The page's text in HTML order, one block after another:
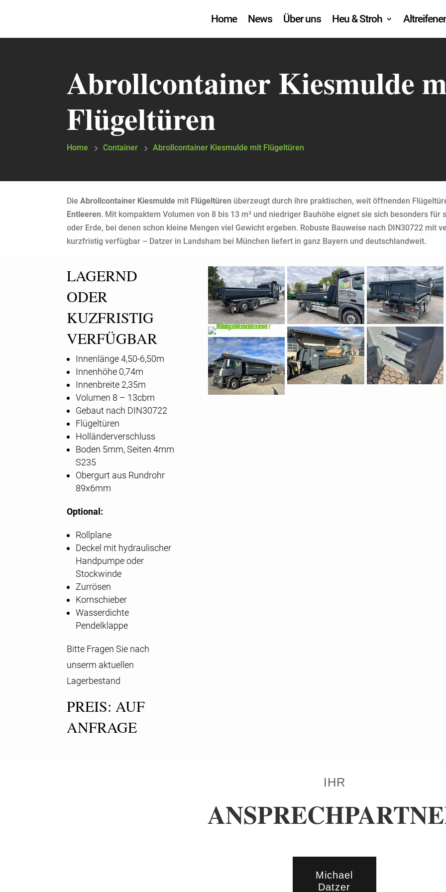
Home News Über uns Heu & Stroh
Abrollcontainer Kiesmulde
Flügeltüren
Home Container Abrollcontainer Kiesmulde mit Flügeltüren
DieAbrollcontainer Kiesmulde mit Flügeltüren überzeugt durch ihre praktischen, weit öffnenden
Entleeren. Mit kompaktem Volumen von 8 bis 13 m³ und niedriger Bauhöhe eignet sie sich besonders
oder Erde, bei denen schon kleine Mengen viel Gewicht ergeben. Robuste Bauweise nach DIN30722 mit
kurzfristig verfügbar – Datzer in Landsham bei München liefert in ganz Bayern und deutschlandweit.
LAGERND
ODER
KUZFRISTIG
VERFÜGBAR
Innenlänge 4,50-6,50m
Innenhöhe 0,74m
Innenbreite 2,35m
Volumen 8 – 13cbm
Gebaut nach DIN30722
Flügeltüren
Holländerverschluss
Boden 5mm, Seiten 4mm
S235
Obergurt aus Rundrohr
89x6mm
Optional:
Rollplane
Deckel mit hydraulischer
Handpumpe oder
Stockwinde
Zurrösen
Kornschieber
Wasserdichte
Pendelklappe
Bitte Fragen Sie nach
unserm aktuellen
Lagerbestand
PREIS: AUF
ANFRAGE
IHR
Michael
Datzer